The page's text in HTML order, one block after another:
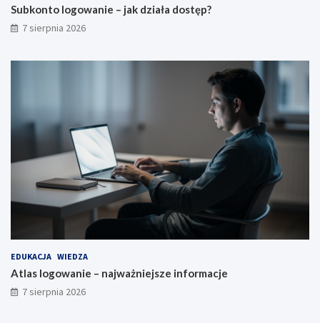
Subkonto logowanie – jak działa dostęp?
7 sierpnia 2026
EDUKACJA WIEDZA
Atlas logowanie – najważniejsze informacje
7 sierpnia 2026